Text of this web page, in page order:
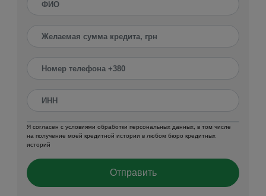
Я согласен с условиями обработки персональных данных, в том числе
на получение моей кредитной истории в любом бюро кредитных
историй
Отправить